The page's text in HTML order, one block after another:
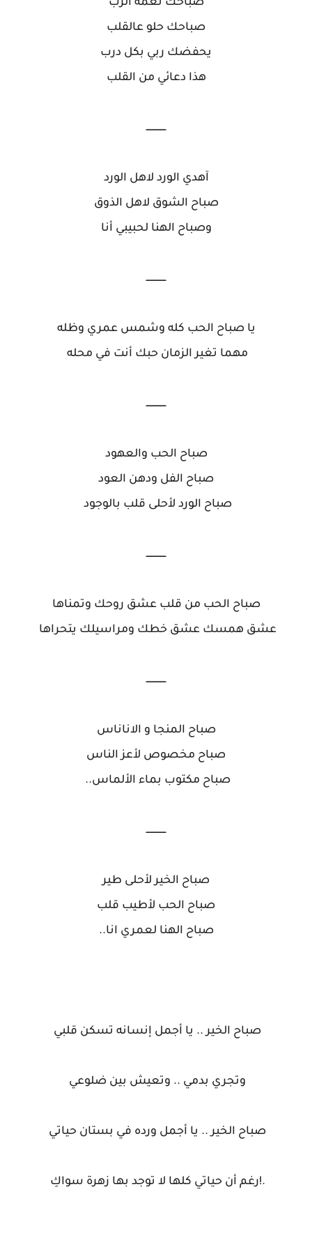
صباحك نعمة الرب
صباحك حلو عالقلب
يحفضك ربي بكل درب
هذا دعائي من القلب
ــــــــــــــ
آهدي الورد لاهل الورد
صباح الشوق لاهل الذوق
وصباح الهنا لحبيبي أنا
ــــــــــــــ
يا صباح الحب كله وشمس عمري وظله
مهما تغير الزمان حبك أنت في محله
ــــــــــــــ
صباح الحب والعهود
صباح الفل ودهن العود
صباح الورد لأحلى قلب بالوجود
ــــــــــــــ
صباح الحب من قلب عشق روحك وتمناها
عشق همسك عشق خطك ومراسيلك يتحراها
ــــــــــــــ
صباح المنجا و الاناناس
صباح مخصوص لأعز الناس
صباح مكتوب بماء الألماس..
ــــــــــــــ
صباح الخير لأحلى طير
صباح الحب لأطيب قلب
صباح الهنا لعمري انا..
صباح الخير .. يا أجمل إنسانه تسكن قلبي
وتجري بدمي .. وتعيش بين ضلوعي
صباح الخير .. يا أجمل ورده في بستان حياتي
.!رغم أن حياتي كلها لا توجد بها زهرة سواكِ